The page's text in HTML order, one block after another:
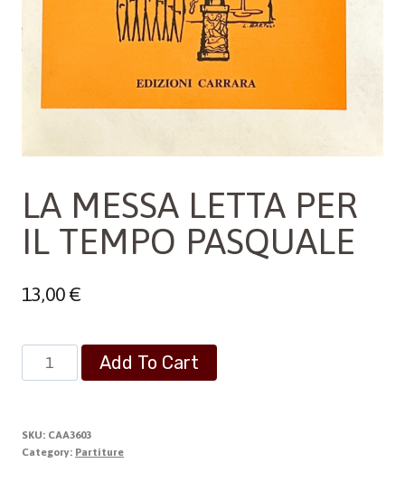
LA MESSA LETTA PER
IL TEMPO PASQUALE
13,00€
MESSA
PER
IL
Add To Cart
SKU: CAA3603
Category: Partiture